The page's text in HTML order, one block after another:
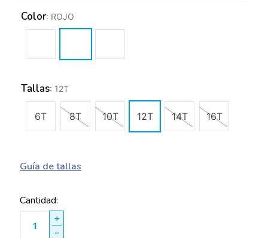
Tallas: 12T
6T 8T 10T 12T 14T 16T
Color: ROJO
Guía de tallas
Cantidad
＋
－